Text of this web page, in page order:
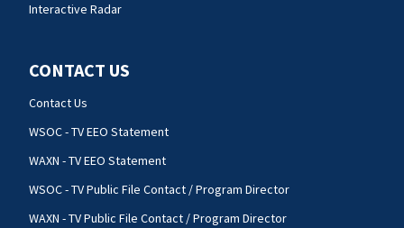
Interactive Radar
CONTACT US
Contact Us
WSOC - TV EEO Statement
WAXN - TV EEO Statement
WSOC - TV Public File Contact / Program Director
WAXN - TV Public File Contact / Program Director